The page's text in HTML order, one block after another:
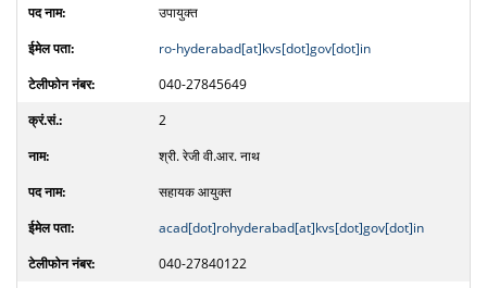
उपायुक्त
ro-hyderabad[at]kvs[dot]gov[dot]in
040-27845649
2
श्री. रेजी वी.आर. नाथ
सहायक आयुक्त
acad[dot]rohyderabad[at]kvs[dot]gov[dot]in
040-27840122